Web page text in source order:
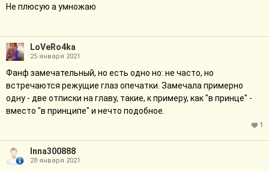
Не плюсую а умножаю
LoVeRo4ka
25 января 2021
Фанф замечательный, но есть одно но: не часто, но
встречаются режущие глаз опечатки. Замечала примерно
одну - две отписки на главу, такие, к примеру, как "в принце" -
вместо "в принципе" и нечто подобное.
1
Inna300888
28 января 2021